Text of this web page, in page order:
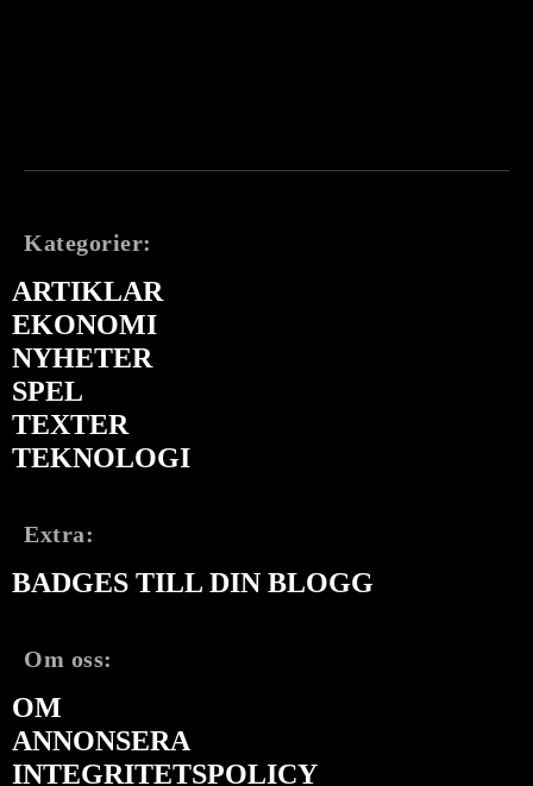
Kategorier:
ARTIKLAR
EKONOMI
NYHETER
SPEL
TEXTER
TEKNOLOGI
Extra:
BADGES TILL DIN BLOGG
Om oss:
OM
ANNONSERA
INTEGRITETSPOLICY